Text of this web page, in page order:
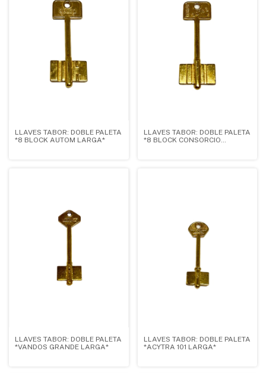
LLAVES TABOR: DOBLE PALETA
*8 BLOCK AUTOM LARGA*
LLAVES TABOR: DOBLE PALETA
*8 BLOCK CONSORCIO
LLAVES TABOR: DOBLE PALETA
*VANDOS GRANDE LARGA*
LLAVES TABOR: DOBLE PALETA
*ACYTRA 101 LARGA*